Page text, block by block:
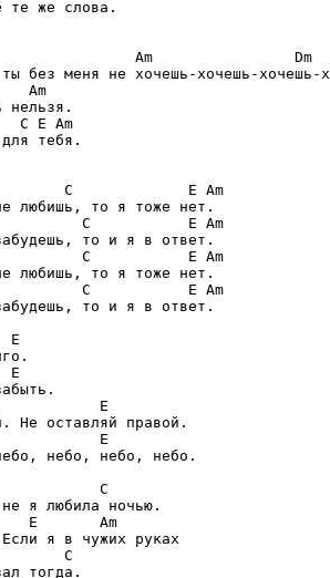
Am                Dm
Am
E Am
тебя.
C             E Am
любишь, то я тоже нет.
C           E Am
то и я в ответ.
C           E Am
любишь, то я тоже нет.
C           E Am
то и я в ответ.
E
E
E
E
небо, небо, небо.
C
я любила ночью.
E       Am
я в чужих руках
C